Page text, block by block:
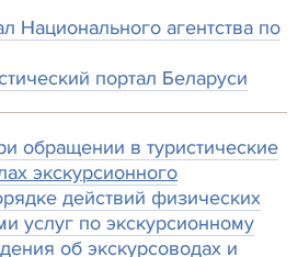
Национального агентства по
портал Беларуси
обращении в туристические
экскурсионного
действий физических
услуг по экскурсионному
об экскурсоводах и